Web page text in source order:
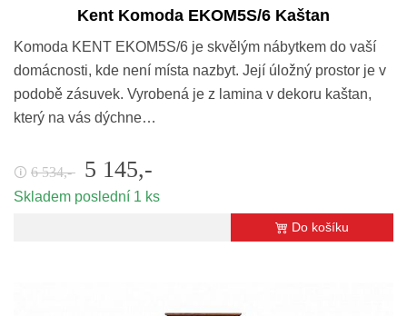
Kent Komoda EKOM5S/6 Kaštan
Komoda KENT EKOM5S/6 je skvělým nábytkem do vaší
domácnosti, kde není místa nazbyt. Její úložný prostor je v
podobě zásuvek. Vyrobená je z lamina v dekoru kaštan,
který na vás dýchne…
🛈 6 534,- 5 145,-
Skladem poslední 1 ks
Do košíku